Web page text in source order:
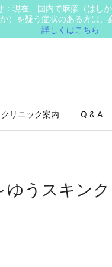
：現在、国内で麻疹（はしか
）を疑う症状のある方は、
詳しくはこちら
クリニック案内 Q & A
うスキン